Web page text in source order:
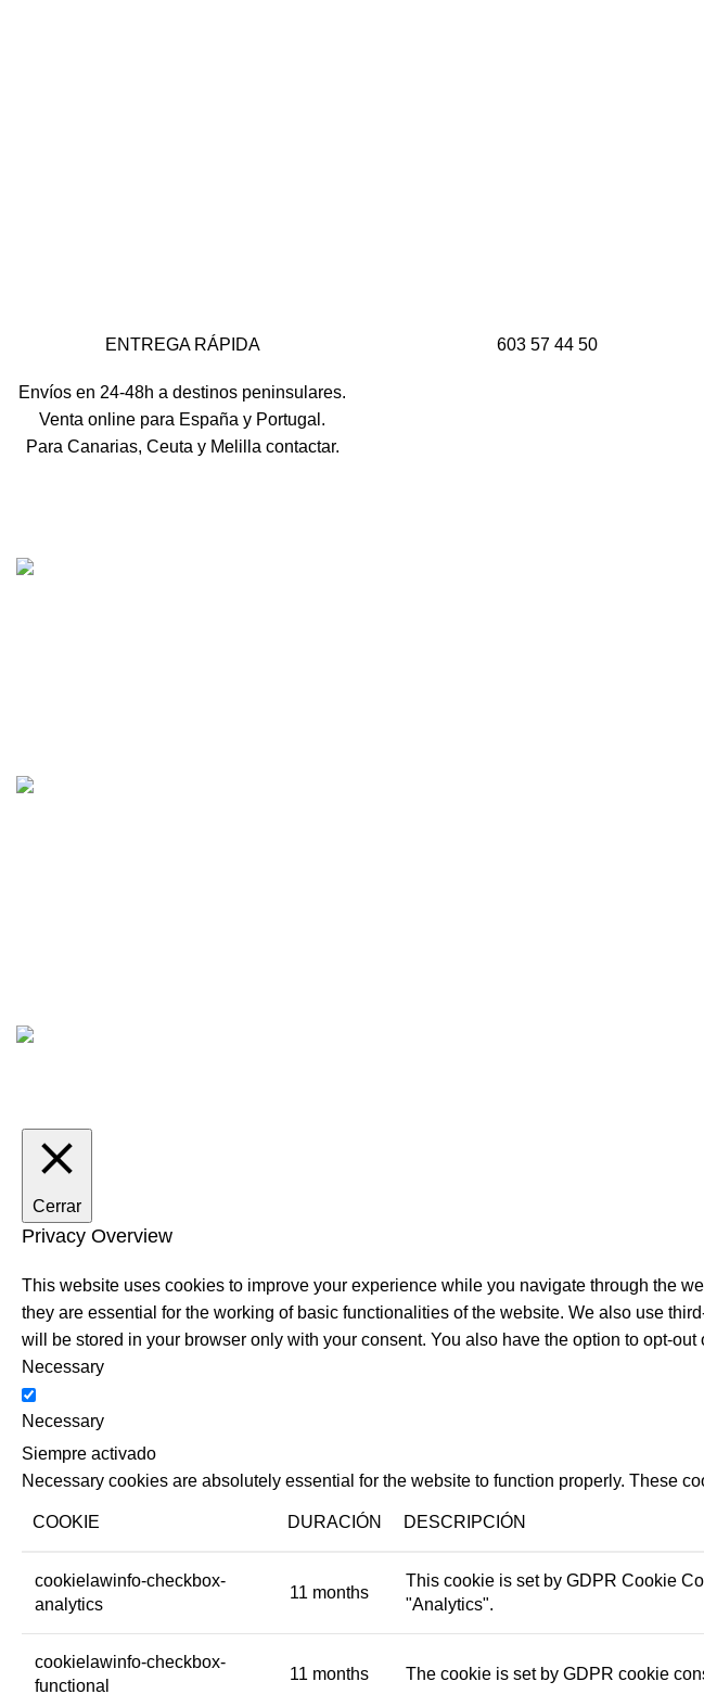
ENTREGA RÁPIDA
Envíos en 24-48h a destinos peninsulares.
Venta online para España y Portugal.
Para Canarias, Ceuta y Melilla contactar.
603 57 44 50
Cerrar
Privacy Overview
This website uses cookies to improve your experience while you navigate through the
they are essential for the working of basic functionalities of the website. We also use
will be stored in your browser only with your consent. You also have the option to opt-
Necessary
Necessary
Siempre activado
Necessary cookies are absolutely essential for the website to function properly. These
COOKIE DURACIÓN DESCRIPCIÓN
cookielawinfo-checkbox-
analytics
11 months
This cookie is set by GDPR Cookie
"Analytics".
cookielawinfo-checkbox-
functional
11 months The cookie is set by GDPR cookie